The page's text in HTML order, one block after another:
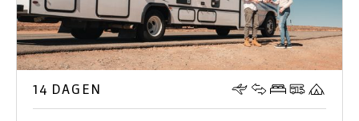
14 DAGEN